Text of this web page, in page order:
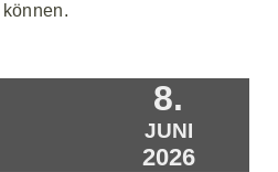
8.
JUNI
2026